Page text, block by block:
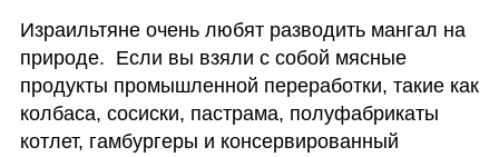
Израильтяне очень любят разводить мангал на
природе.  Если вы взяли с собой мясные
продукты промышленной переработки, такие как
колбаса, сосиски, пастрама, полуфабрикаты
котлет, гамбургеры и консервированный